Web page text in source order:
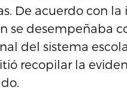
De acuerdo con
se desempeñaba
del sistema
recopilar la